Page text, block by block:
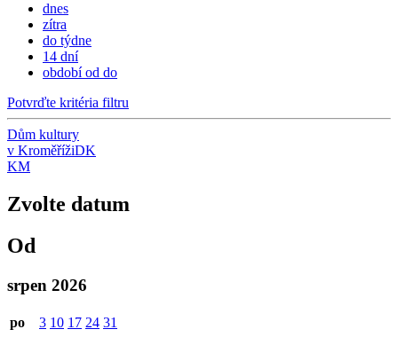
dnes
zítra
do týdne
14 dní
období od do
Potvrďte kritéria filtru
Dům kultury
v KroměřížiDK
KM
Zvolte datum
Od
srpen 2026
po 3 10 17 24 31